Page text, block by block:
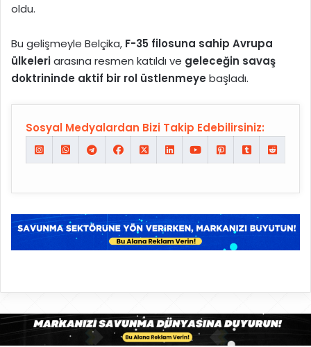
oldu.
Bu gelişmeyle Belçika, F-35 filosuna sahip Avrupa
ülkeleriarasına resmen katıldı ve geleceğin savaş
doktrininde aktif bir rol üstlenmeyebaşladı.
Sosyal Medyalardan Bizi Takip Edebilirsiniz: